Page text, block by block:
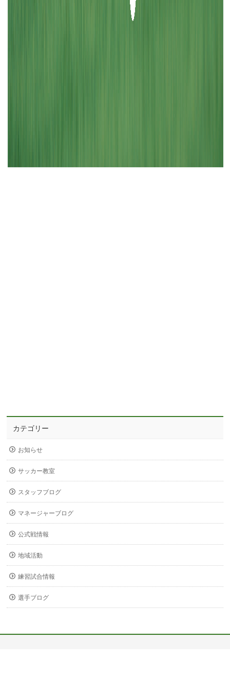
カテゴリー
お知らせ
サッカー教室
スタッフブログ
マネージャーブログ
公式戦情報
地域活動
練習試合情報
選手ブログ